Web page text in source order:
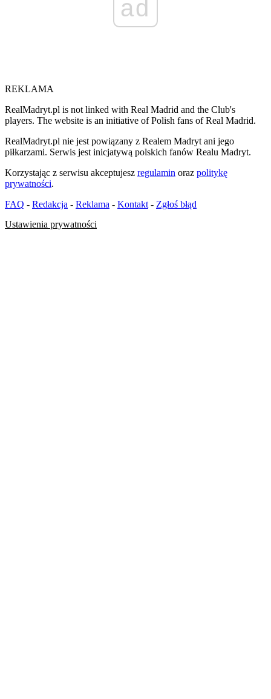
ad
REKLAMA
RealMadryt.pl is not linked with Real Madrid and the Club's
players. The website is an initiative of Polish fans of Real Madrid.
RealMadryt.pl nie jest powiązany z Realem Madryt ani jego
piłkarzami. Serwis jest inicjatywą polskich fanów Realu Madryt.
Korzystając z serwisu akceptujesz regulamin oraz politykę
prywatności.
FAQ - Redakcja - Reklama - Kontakt - Zgłoś błąd
Ustawienia prywatności